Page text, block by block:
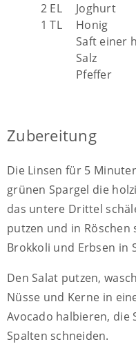
2 EL
Joghurt
1 TL
Honig
Saft einer
Salz
Pfeffer
Zubereitung
Die Linsen für 5
grünen Spargel die
das untere Drittel
putzen und in Röschen
Brokkoli und Erbsen in
Den Salat putzen,
Nüsse und Kerne in
Avocado halbieren, die
Spalten schneiden.